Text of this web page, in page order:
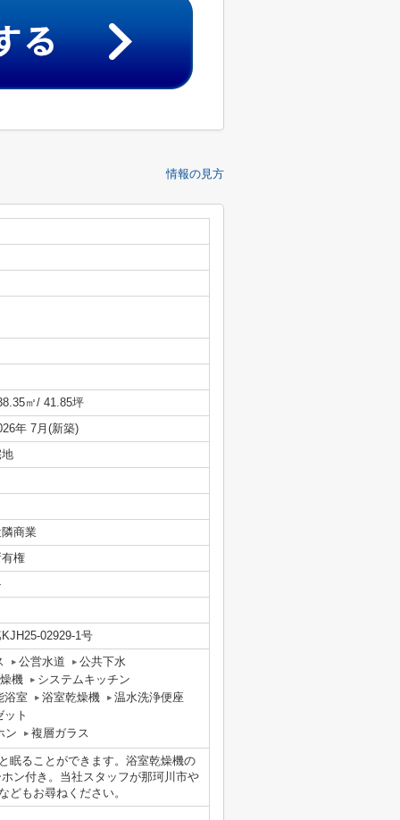
情報の見方
㎡/ 41.85坪
年 7月(新築)
商業
権
02929-1号
公営水道
公共下水
機
システムキッチン
浴室
浴室乾燥機
温水洗浄便座
ト
ン
複層ガラス
眠ることができます。浴室乾燥機の
ン付き。当社スタッフが那珂川市や
もお尋ねください。